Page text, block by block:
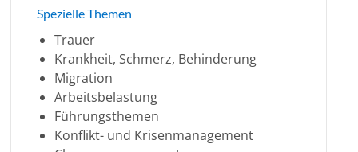
Spezielle Themen
Trauer
Krankheit, Schmerz, Behinderung
Migration
Arbeitsbelastung
Führungsthemen
Konflikt- und Krisenmanagement